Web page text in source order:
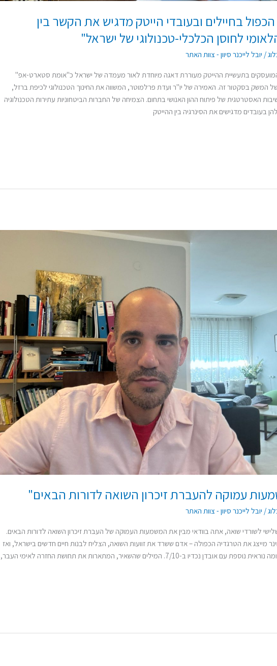
בחיילים ובעובדי הייטק מדגיש את הקשר בין
לחוסן הכלכלי-טכנולוגי של ישראל"
/ יובל לייכנר סיוון - צוות האתר
בתעשיית ההייטק מעוררת דאגה מיוחדת לאור מעמדה של ישראל כ"אומת סטארט-אפ"
המשק בסקטור זה. האמירה של יו"ר ועדת פרלמוטר, המשווה את החינוך הטכנולוגי לכיפת ברזל,
האסטרטגית של פיתוח ההון האנושי בתחום. הצמיחה של החברות הביטחוניות עתירות הטכנולוגיה
בעובדים מדגישים את הסינרגיה בין ההייטק
עמוקה להעברת זיכרון השואה לדורות הבאים"
/ יובל לייכנר סיוון - צוות האתר
שלישי לשורדי שואה, אתה בוודאי מבין את המשמעות העמוקה של העברת זיכרון השואה לדורות הבאים.
מייצג את הטרגדיה הכפולה – אדם ששרד את זוועות השואה, הצליח לבנות חיים חדשים בישראל, ואז
אובדן נכדיו ב-7/10. המילים שהשאיר, המתארות את תחושת החזרה לאימי העבר,